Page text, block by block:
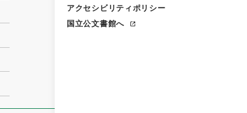
アクセシビリティポリシー
国立公文書館へ